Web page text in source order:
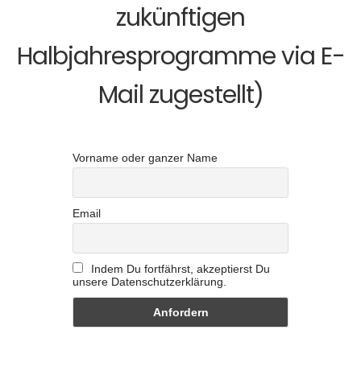
zukünftigen
Halbjahresprogramme via E-
Mail zugestellt)
Vorname oder ganzer Name
Email
Indem Du fortfährst, akzeptierst Du
unsere Datenschutzerklärung.